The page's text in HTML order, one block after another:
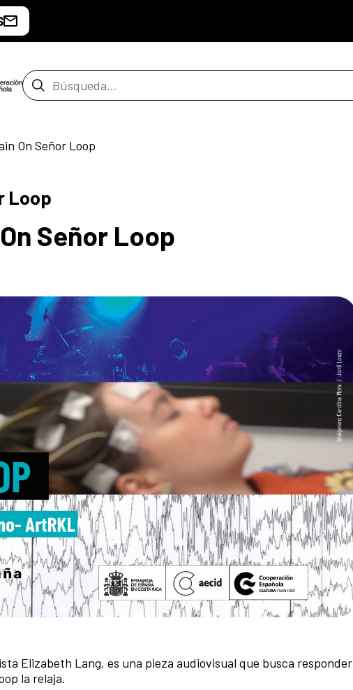
Barra de búsqueda
On Señor Loop
Loop
Señor Loop
Elizabeth Lang, es una pieza audiovisual que busca responder
la relaja.